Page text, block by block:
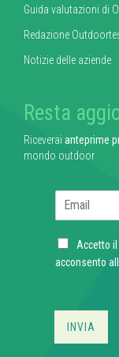
Guida valutazioni di
Redazione
Notizie delle aziende
Resta
Riceverai anteprime
mondo outdoor
l
C
h
Accetto
acconsento
INVIA